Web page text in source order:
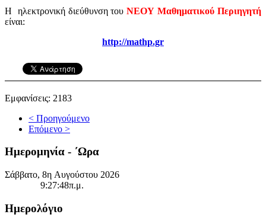
Η ηλεκτρονική διεύθυνση του ΝΕΟΥ Μαθηματικού Περιηγητή
είναι:
http://mathp.gr
Εμφανίσεις: 2183
< Προηγούμενο
Επόμενο >
Ημερομηνία - ΄Ωρα
Σάββατο, 8η Αυγούστου 2026
9:27:48π.μ.
Ημερολόγιο